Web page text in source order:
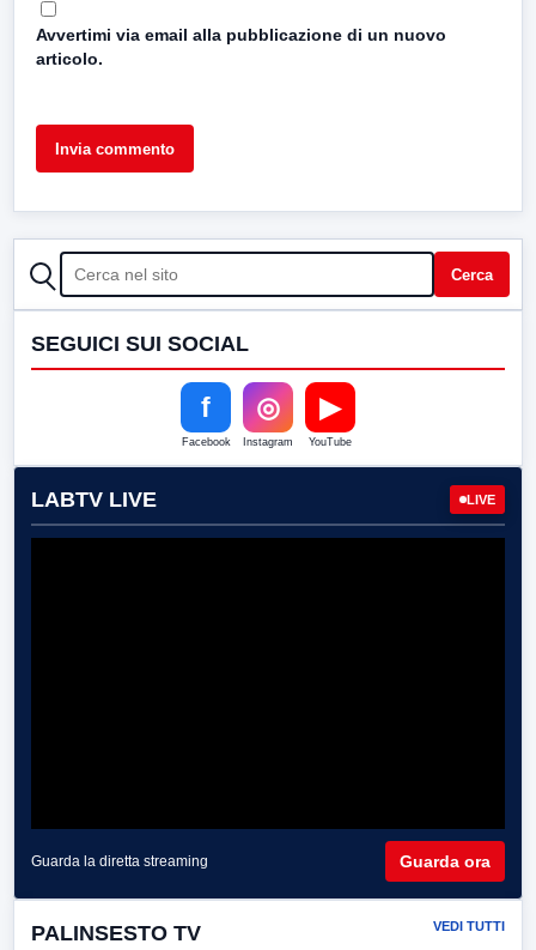
Avvertimi via email alla pubblicazione di un nuovo
articolo.
CERCA Cerca
SEGUICI SUI SOCIAL
f
Facebook
◎
Instagram
▶
YouTube
LABTV LIVE LIVE
Guarda la diretta streaming Guarda ora
PALINSESTO TV VEDI TUTTI